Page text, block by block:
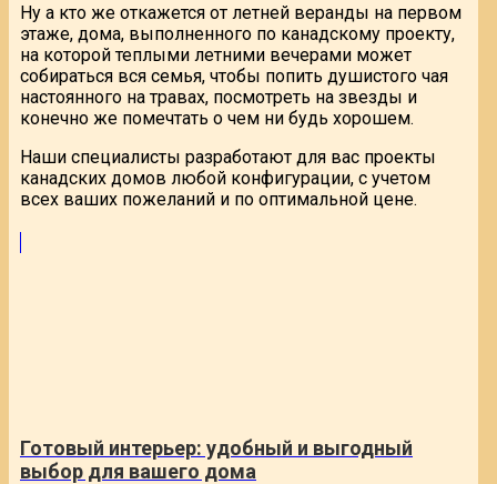
Ну а кто же откажется от летней веранды на первом
этаже, дома, выполненного по канадскому проекту,
на которой теплыми летними вечерами может
собираться вся семья, чтобы попить душистого чая
настоянного на травах, посмотреть на звезды и
конечно же помечтать о чем ни будь хорошем.
Наши специалисты разработают для вас проекты
канадских домов любой конфигурации, с учетом
всех ваших пожеланий и по оптимальной цене.
Готовый интерьер: удобный и выгодный
выбор для вашего дома